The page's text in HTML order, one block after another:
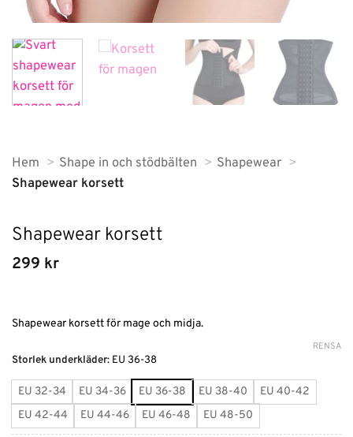
Hem Shape in och stödbälten
Shapewear
Shapewear korsett
Shapewear korsett
299 kr
Shapewear korsett för mage och midja.
Storlek underkläder: EU 36-38
EU 32-34 EU 34-36 EU 36-38 EU 38-40
EU 40-42
EU 42-44
EU 44-46 EU 46-48 EU 48-50
RENSA
Alternative: